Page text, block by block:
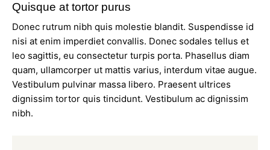
Quisque at tortor purus
Donec rutrum nibh quis molestie blandit. Suspendisse id
nisi at enim imperdiet convallis. Donec sodales tellus et
leo sagittis, eu consectetur turpis porta. Phasellus diam
quam, ullamcorper ut mattis varius, interdum vitae augue.
Vestibulum pulvinar massa libero. Praesent ultrices
dignissim tortor quis tincidunt. Vestibulum ac dignissim
nibh.